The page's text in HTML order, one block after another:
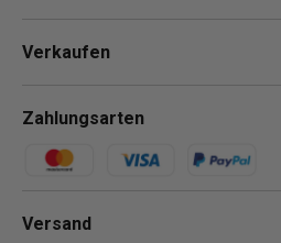
Verkaufen
Zahlungsarten
Zahlungsmethoden
Versand